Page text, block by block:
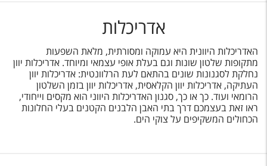
אדריכלות
האדריכלות היוונית היא עמוקה ומסורתית, מלאת השפעות
מתקופות שלטון שונות וגם בעלת אופי עצמאי ומיוחד. אדריכלות יוון
נחלקת לסגנונות שונים בהתאם לעת הרלוונטית: אדריכלות יוון
העתיקה, אדריכלות יוון הקלאסית, אדריכלות יוון בזמן השלטון
הרומאי ועוד. כך או כך, סגנון האדריכלות היווני הוא מקסים וייחודי,
ראו זאת בעצמכם דרך בתי האבן הלבנים הקטנים בעלי החלונות
הכחולים המשקיפים על צוקי הים.